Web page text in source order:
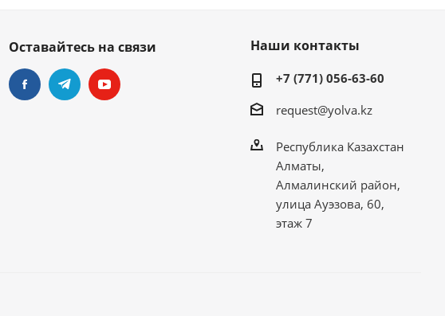
Оставайтесь на связи Наши контакты
+7 (771) 056-63-60
request@yolva.kz
Республика Казахстан
Алматы,
Алмалинский район,
улица Ауэзова, 60,
этаж 7